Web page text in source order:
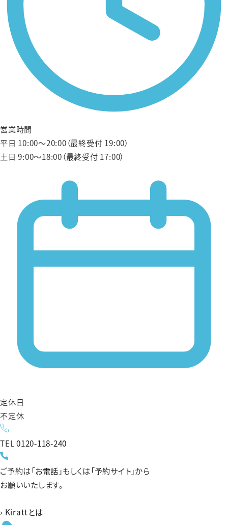
営業時間
平日 10:00〜20:00（最終受付 19:00）
土日 9:00〜18:00（最終受付 17:00）
定休日
不定休
TEL0120-118-240
ご予約は「お電話」もしくは「予約サイト」から
お願いいたします。
› Kirattとは